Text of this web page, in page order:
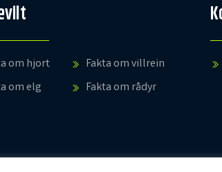
om hjort
om elg
Fakta om villrein
Fakta om rådyr